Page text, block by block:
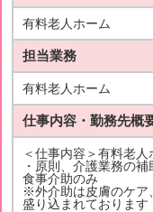
有料老人ホーム
担当業務
有料老人ホーム
仕事内容・勤務先概
＜仕事内容＞有料老
・原則、介護業務の
食事介助のみ
※外介助は皮膚のケア
盛り込まれております